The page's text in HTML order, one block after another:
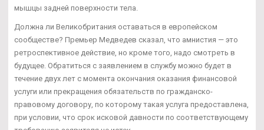
мышцы задней поверхности тела.
Должна ли Великобритания оставаться в европейском
сообществе? Премьер Медведев сказал, что амнистия — это
ретроспективное действие, но кроме того, надо смотреть в
будущее. Обратиться с заявлением в службу можно будет в
течение двух лет с момента окончания оказания финансовой
услуги или прекращения обязательств по гражданско-
правовому договору, по которому такая услуга предоставлена,
при условии, что срок исковой давности по соответствующему